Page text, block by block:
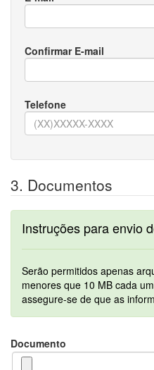
Confirmar E-mail
Telefone
3. Documentos
Instruções para envio
Serão permitidos apenas
menores que 10 MB cada um. Ao digitalizar os
assegure-se de que as
Documento